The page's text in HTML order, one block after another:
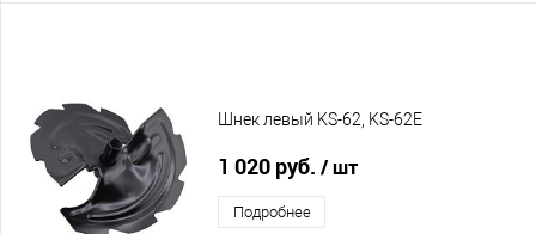
Шнек левый KS-62, KS-62E
1 020 руб. / шт
Подробнее